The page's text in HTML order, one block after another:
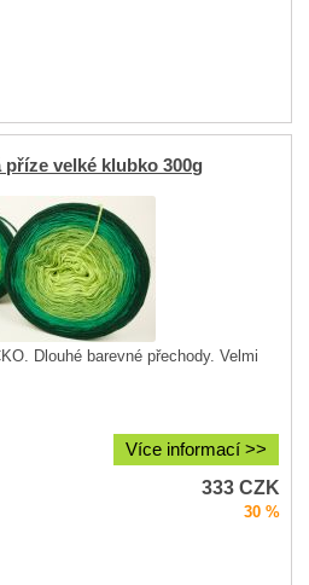
příze velké klubko 300g
Dlouhé barevné přechody. Velmi
Více informací >>
333CZK
30 %